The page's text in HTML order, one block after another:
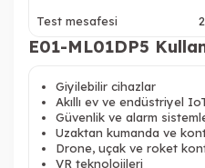
Test mesafesi
E01-ML01DP5
Giyilebilir cihazlar
Akıllı ev ve endüstriyel
Güvenlik ve alarm
Uzaktan kumanda ve
Drone, uçak ve roket
VR teknolojileri